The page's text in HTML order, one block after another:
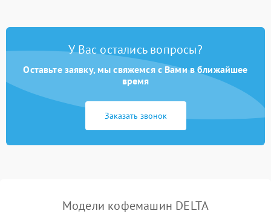
Постоянные сбои в работе 1500 ₽ Подробнее →
У Вас остались вопросы?
Оставьте заявку, мы свяжемся с Вами в ближайшее
время
Заказать звонок
Модели кофемашин DELTA